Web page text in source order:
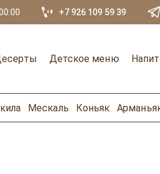
+7 926 109 59 39
Детское меню
Мескаль Коньяк